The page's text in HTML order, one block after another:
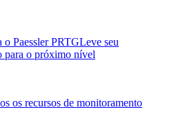
o Paessler PRTGLeve seu
para o próximo nível
os recursos de monitoramento